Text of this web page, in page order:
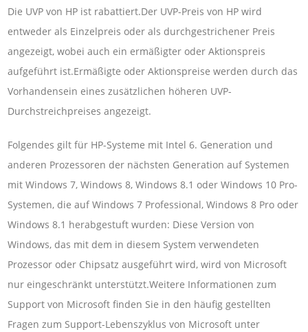
Die UVP von HP ist rabattiert.Der UVP-Preis von HP wird
entweder als Einzelpreis oder als durchgestrichener Preis
angezeigt, wobei auch ein ermäßigter oder Aktionspreis
aufgeführt ist.Ermäßigte oder Aktionspreise werden durch das
Vorhandensein eines zusätzlichen höheren UVP-
Durchstreichpreises angezeigt.
Folgendes gilt für HP-Systeme mit Intel 6. Generation und
anderen Prozessoren der nächsten Generation auf Systemen
mit Windows 7, Windows 8, Windows 8.1 oder Windows 10 Pro-
Systemen, die auf Windows 7 Professional, Windows 8 Pro oder
Windows 8.1 herabgestuft wurden: Diese Version von
Windows, das mit dem in diesem System verwendeten
Prozessor oder Chipsatz ausgeführt wird, wird von Microsoft
nur eingeschränkt unterstützt.Weitere Informationen zum
Support von Microsoft finden Sie in den häufig gestellten
Fragen zum Support-Lebenszyklus von Microsoft unter